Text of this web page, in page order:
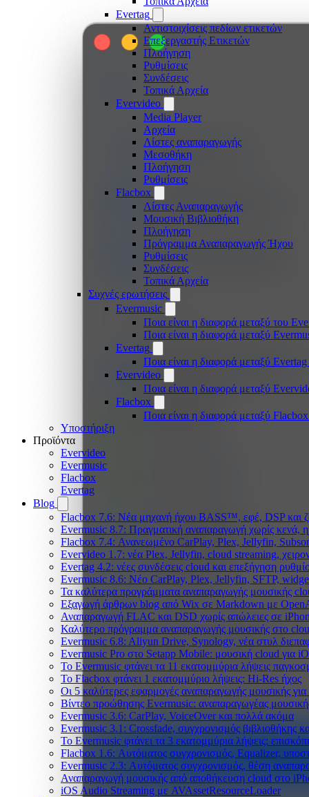
Evertag
Αντιστοιχίσεις πεδίων ετικετών
Επεξεργαστής Ετικετών
Πλοήγηση
Ρυθμίσεις
Συνδέσεις
Τοπικά Αρχεία
Evervideo
Media Player
Αρχεία
Λίστες αναπαραγωγής
Μεσοθήκη
Πλοήγηση
Ρυθμίσεις
Flacbox
Λίστες Αναπαραγωγής
Μουσική Βιβλιοθήκη
Πλοήγηση
Πρόγραμμα Αναπαραγωγής Ήχου
Ρυθμίσεις
Συνδέσεις
Τοπικά Αρχεία
Συχνές ερωτήσεις
Evermusic
Ποια είναι η διαφορά μεταξύ του
Ποια είναι η διαφορά μεταξύ
Evertag
Ποια είναι η διαφορά μεταξύ
Evervideo
Ποια είναι η διαφορά μεταξύ
Flacbox
Ποια είναι η διαφορά μεταξύ
Υποστήριξη
Προϊόντα
Evervideo
Evermusic
Flacbox
Evertag
Blog
Flacbox 7.6: Νέα μηχανή ήχου BASS™, εφέ, DSP και
Evermusic 8.7: Πραγματική αναπαραγωγή χωρίς κενά,
Flacbox 7.4: Ανανεωμένο CarPlay, Plex, Jellyfin,
Evervideo 1.7: νέα Plex, Jellyfin, cloud streaming,
Evertag 4.2: νέες συνδέσεις cloud και επεξήγηση
Evermusic 8.6: Νέο CarPlay, Plex, Jellyfin, SFTP,
Τα καλύτερα προγράμματα αναπαραγωγής μουσικής
Εξαγωγή άρθρων blog από Wix σε Markdown με
Αναπαραγωγή FLAC και DSD χωρίς απώλειες σε
Καλύτερο πρόγραμμα αναπαραγωγής μουσικής στο
Evermusic 6.8: Aliyun Drive, Synology, νέα στυλ
Evermusic Pro στο Setapp Mobile: μουσική cloud για
Το Evermusic φτάνει τα 11 εκατομμύρια λήψεις
Το Flacbox φτάνει 1 εκατομμύριο λήψεις: Hi-Res ήχος
Οι 5 καλύτερες εφαρμογές αναπαραγωγής μουσικής
Βίντεο προώθησης Evermusic: αναπαραγωγέας
Evermusic 3.6: CarPlay, VoiceOver και πολλά ακόμα
Evermusic 3.1: Crossfade, συγχρονισμός βιβλιοθήκης
Το Evermusic φτάνει τα 3 εκατομμύρια λήψεις:
Flacbox 1.6: Αυτόματος συγχρονισμός, Equalizer,
Evermusic 2.3: Αυτόματος συγχρονισμός, θέση
Αναπαραγωγή μουσικής από αποθήκευση cloud στο
iOS Audio Streaming με AVAssetResourceLoader